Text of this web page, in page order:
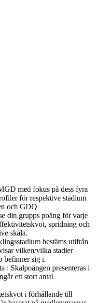
med fokus på dess fyra
för respektive stadium
och GDQ
din grupps poäng för varje
spridning och
skala.
bestäms utifrån
vilken/vilka stadier
befinner sig i.
: Skalpoängen presenteras i
ett stort antal
i förhållande till